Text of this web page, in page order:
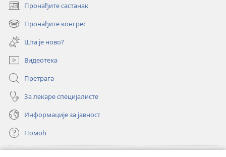
Пронађите састанак
(отвара
нови
прозор)
Пронађите конгрес
(отвара
нови
прозор)
Шта је ново?
Видеотека
Претрага
За лекаре специјалисте
Информације за јавност
Помоћ